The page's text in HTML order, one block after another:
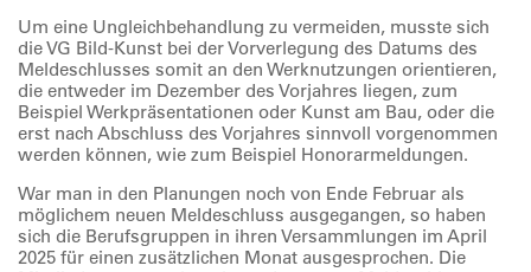
Um eine Ungleichbehandlung zu vermeiden, musste sich
die VG Bild-Kunst bei der Vorverlegung des Datums des
Meldeschlusses somit an den Werknutzungen orientieren,
die entweder im Dezember des Vorjahres liegen, zum
Beispiel Werkpräsentationen oder Kunst am Bau, oder die
erst nach Abschluss des Vorjahres sinnvoll vorgenommen
werden können, wie zum Beispiel Honorarmeldungen.
War man in den Planungen noch von Ende Februar als
möglichem neuen Meldeschluss ausgegangen, so haben
sich die Berufsgruppen in ihren Versammlungen im April
2025 für einen zusätzlichen Monat ausgesprochen. ​​​​​​​ Die